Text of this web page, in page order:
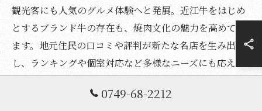
観光客にも人気のグルメ体験へと発展。近江牛をはじめ
とするブランド牛の存在も、焼肉文化の魅力を高めてい
ます。地元住民の口コミや評判が新たな名店を生み出
し、ランキングや個室対応など多様なニーズにも応えて
いる点が特徴です。
0749-68-2212